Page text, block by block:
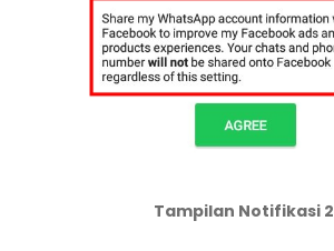
Tampilan Notifikasi 2